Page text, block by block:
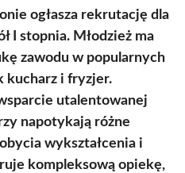
ogłasza rekrutację dla
I stopnia. Młodzież ma
zawodu w popularnych
kucharz i fryzjer.
utalentowanej
napotykają różne
wykształcenia i
kompleksową opiekę,